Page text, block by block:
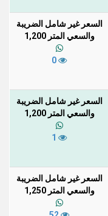
السعر غير شامل الضريبة
والسعي المتر 1,200
السعر غير شامل الضريبة
والسعي المتر 1,200
السعر غير شامل الضريبة
والسعي المتر 1,250